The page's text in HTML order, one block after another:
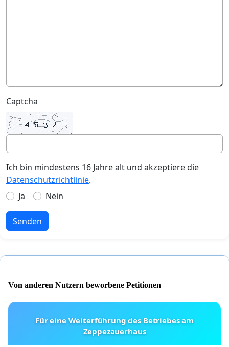
Captcha
Ich bin mindestens 16 Jahre alt und akzeptiere die
Datenschutzrichtlinie.
Ja
Nein
Senden
Von anderen Nutzern beworbene Petitionen
Für eine Weiterführung des Betriebes am
Zeppezauerhaus